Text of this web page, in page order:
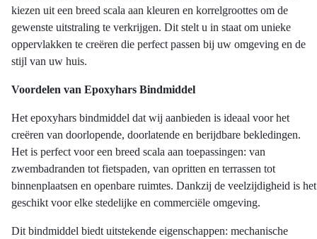
kiezen uit een breed scala aan kleuren en korrelgroottes om de
gewenste uitstraling te verkrijgen. Dit stelt u in staat om unieke
oppervlakken te creëren die perfect passen bij uw omgeving en de
stijl van uw huis.
Voordelen van Epoxyhars Bindmiddel
Het epoxyhars bindmiddel dat wij aanbieden is ideaal voor het
creëren van doorlopende, doorlatende en berijdbare bekledingen.
Het is perfect voor een breed scala aan toepassingen: van
zwembadranden tot fietspaden, van opritten en terrassen tot
binnenplaatsen en openbare ruimtes. Dankzij de veelzijdigheid is het
geschikt voor elke stedelijke en commerciële omgeving.
Dit bindmiddel biedt uitstekende eigenschappen: mechanische